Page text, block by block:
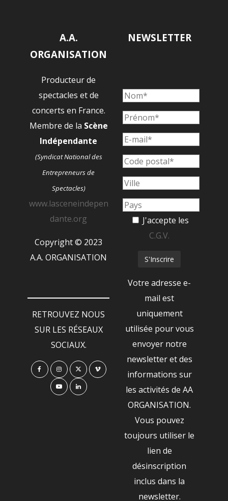
A.A.
ORGANISATION
Producteur de
spectacles et de
concerts en France.
Membre de la Scène
Indépendante
(Syndicat National des
Entrepreneurs de
Spectacles)
www.lasceneindepen
dante.org
Copyright © 2023
A.A. ORGANISATION
RETROUVEZ NOUS
SUR LES RÉSEAUX
SOCIAUX.
NEWSLETTER
J'accepte les
C.G.V.
Votre adresse e-
mail est
uniquement
utilisée pour vous
envoyer notre
newsletter et des
informations sur
les activités de AA
ORGANISATION.
Vous pouvez
toujours utiliser le
lien de
désinscription
inclus dans la
newsletter.